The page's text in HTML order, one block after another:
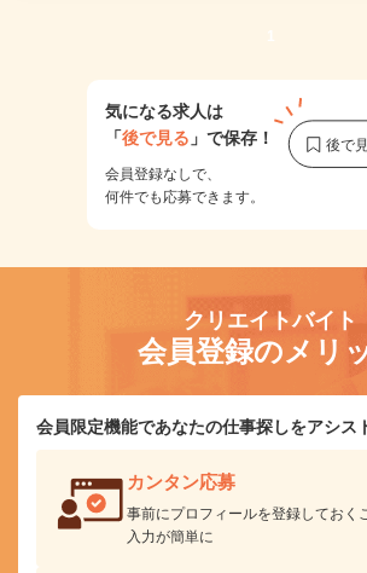
1
気になる求人は
「後で見る 」で保存！
会員登録なしで、
何件でも応募できます。
クリエイトバイト
会員登録のメリ
会員限定機能であなたの仕事探しをアシス
カンタン応募
事前にプロフィールを登録しておく
入力が簡単に